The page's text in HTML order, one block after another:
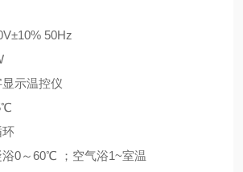
50Hz
示温控仪
环
0～60℃ ；空气浴1~室温